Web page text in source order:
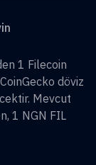
1 Filecoin
döviz
Mevcut
1 NGN FIL